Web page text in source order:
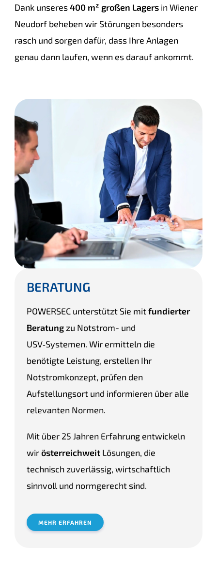
Dank unseres400 m² großen Lagers in Wiener
Neudorf beheben wir Störungen besonders
rasch und sorgen dafür, dass Ihre Anlagen
genau dann laufen, wenn es darauf ankommt.
BERATUNG
POWERSEC unterstützt Sie mitfundierter
Beratung zu Notstrom- und
USV‑Systemen. Wir ermitteln die
benötigte Leistung, erstellen Ihr
Notstromkonzept, prüfen den
Aufstellungsort und informieren über alle
relevanten Normen.
Mit über 25 Jahren Erfahrung entwickeln
wirösterreichweit Lösungen, die
technisch zuverlässig, wirtschaftlich
sinnvoll und normgerecht sind.
MEHR ERFAHREN